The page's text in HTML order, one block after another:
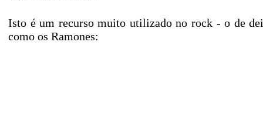
Isto é um recurso muito utilizado no rock - o de
como os Ramones: